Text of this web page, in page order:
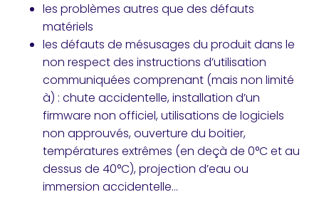
les problèmes autres que des défauts
matériels
les défauts de mésusages du produit dans le
non respect des instructions d’utilisation
communiquées comprenant (mais non limité
à) : chute accidentelle, installation d’un
firmware non officiel, utilisations de logiciels
non approuvés, ouverture du boitier,
températures extrêmes (en deçà de 0°C et au
dessus de 40°C), projection d’eau ou
immersion accidentelle…